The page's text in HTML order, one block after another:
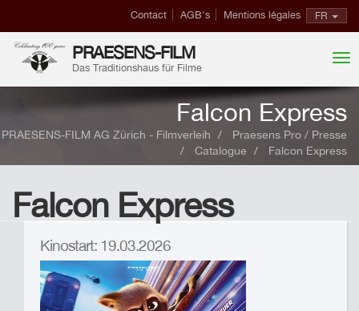
FR
Contact AGB's Mentions légales
PRAESENS-FILM
Das Traditionshaus für Filme
Falcon Express
PRAESENS-FILM AG Zürich - Filmverleih
Praesens Pro / Presse
Catalogue
Falcon Express
Falcon Express
Kinostart: 19.03.2026